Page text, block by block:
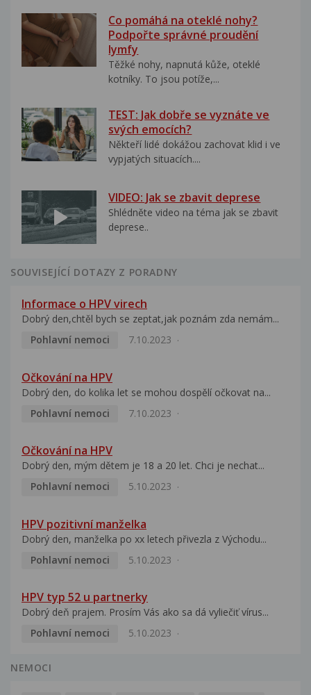
Co pomáhá na oteklé nohy?
Podpořte správné proudění
lymfy
Těžké nohy, napnutá kůže, oteklé
kotníky. To jsou potíže,...
TEST: Jak dobře se vyznáte ve
svých emocích?
Někteří lidé dokážou zachovat klid i ve
vypjatých situacích....
VIDEO: Jak se zbavit deprese
Shlédněte video na téma jak se zbavit
deprese..
SOUVISEJÍCÍ DOTAZY Z PORADNY
Informace o HPV virech
Dobrý den,chtěl bych se zeptat,jak poznám zda nemám...
Pohlavní nemoci
7.10.2023
Očkování na HPV
Dobrý den, do kolika let se mohou dospělí očkovat na...
Pohlavní nemoci
7.10.2023
Očkování na HPV
Dobrý den, mým dětem je 18 a 20 let. Chci je nechat...
Pohlavní nemoci
5.10.2023
HPV pozitivní manželka
Dobrý den, manželka po xx letech přivezla z Východu...
Pohlavní nemoci
5.10.2023
HPV typ 52 u partnerky
Dobrý deň prajem. Prosím Vás ako sa dá vyliečiť vírus...
Pohlavní nemoci
5.10.2023
NEMOCI